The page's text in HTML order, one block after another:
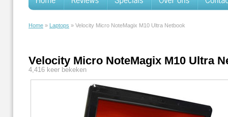
Home » Laptops » Velocity Micro NoteMagix M10 Ultra Netbook
Velocity Micro NoteMagix M10 Ultra
4,416 keer bekeken